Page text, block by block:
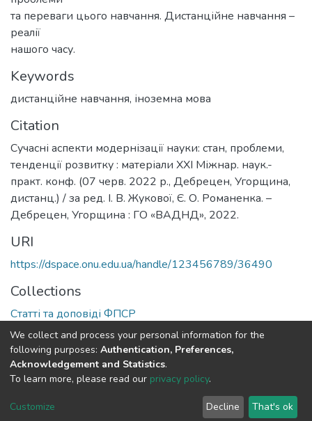
та переваги цього навчання. Дистанційне навчання –
реалії
нашого часу.
Keywords
дистанційне навчання, іноземна мова
Citation
Сучасні аспекти модернізації науки: стан, проблеми,
тенденції розвитку : матеріали XXI Міжнар. наук.-
практ. конф. (07 черв. 2022 р., Дебрецен, Угорщина,
дистанц.) / за ред. І. В. Жукової, Є. О. Романенка. –
Дебрецен, Угорщина : ГО «ВАДНД», 2022.
URI
https://dspace.onu.edu.ua/handle/123456789/36490
Collections
Статті та доповіді ФПСР
Full item page
DSpace software copyright © 2009-2026
Cookie
End User
Agreement
Send
Feedback
We collect and process your personal information for the
following purposes: Authentication, Preferences,
Acknowledgement and Statistics.
To learn more, please read our privacy policy.
Customize Decline That's ok